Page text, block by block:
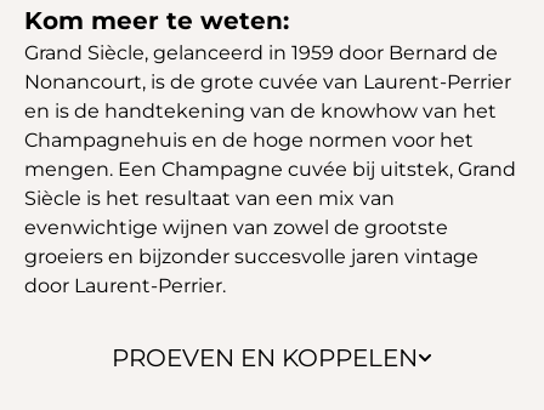
PROEVEN EN KOPPELEN
Kom meer te weten:
Grand Siècle, gelanceerd in 1959 door Bernard de
Nonancourt, is de grote cuvée van Laurent-Perrier
en is de handtekening van de knowhow van het
Champagnehuis en de hoge normen voor het
mengen. Een Champagne cuvée bij uitstek, Grand
Siècle is het resultaat van een mix van
evenwichtige wijnen van zowel de grootste
groeiers en bijzonder succesvolle jaren vintage
door Laurent-Perrier.